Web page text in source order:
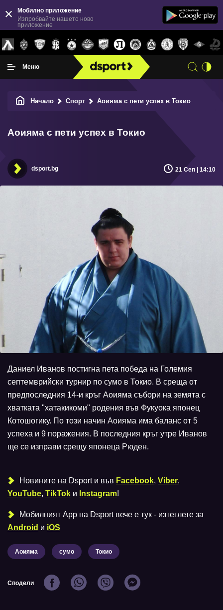
Мобилно приложение
Изпробвайте нашето ново
приложение
Меню
Начало Спорт Аоияма с пети успех в Токио
Аоияма с пети успех в Токио
dsport.bg 21 Сеп | 14:10
Даниел Иванов постигна пета победа на Големия
септемврийски турнир по сумо в Токио. В среща от
предпоследния 14-и кръг Аоияма събори на земята с
хватката "хатакикоми" родения във Фукуока японец
Котошогику. По този начин Аоияма има баланс от 5
успеха и 9 поражения. В последния кръг утре Иванов
ще се изправи срещу японеца Рюден.
Новините на Dsport и във Facebook, Viber,
YouTube, TikTok и Instagram!
Мобилният Аpp на Dsport вече е тук - изтеглете за
Android и iOS
Аоияма сумо Токио
Сподели